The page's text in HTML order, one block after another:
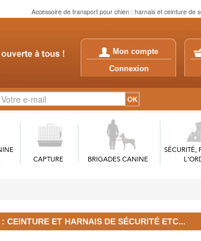
Accessoire de transport pour chien : harnais et ceinture de
Mon compte
Connexion
CAPTURE BRIGADES CANINE
SÉCURITÉ,
CEINTURE ET HARNAIS DE SÉCURITÉ ETC...